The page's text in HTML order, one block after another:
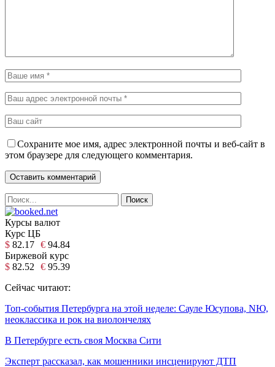
Сохраните мое имя, адрес электронной почты и веб-сайт в
этом браузере для следующего комментария.
Курсы валют
Курс ЦБ
$ 82.17 € 94.84
Биржевой курс
$ 82.52 € 95.39
Сейчас читают:
Топ-события Петербурга на этой неделе: Сауле Юсупова, NЮ,
неоклассика и рок на виолончелях
В Петербурге есть своя Москва Сити
Эксперт рассказал, как мошенники инсценируют ДТП